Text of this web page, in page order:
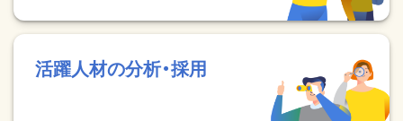
活躍人材の分析・採用